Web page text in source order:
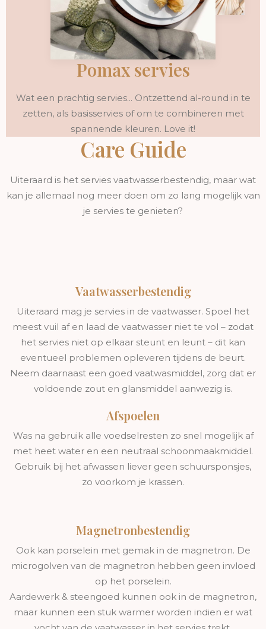
Pomax servies
Wat een prachtig servies... Ontzettend al-round in te
zetten, als basisservies of om te combineren met
spannende kleuren. Love it!
Care Guide
Uiteraard is het servies vaatwasserbestendig, maar wat
kan je allemaal nog meer doen om zo lang mogelijk van
je servies te genieten?
Vaatwasserbestendig
Uiteraard mag je servies in de vaatwasser. Spoel het
meest vuil af en laad de vaatwasser niet te vol – zodat
het servies niet op elkaar steunt en leunt – dit kan
eventueel problemen opleveren tijdens de beurt.
Neem daarnaast een goed vaatwasmiddel, zorg dat er
voldoende zout en glansmiddel aanwezig is.
Afspoelen
Was na gebruik alle voedselresten zo snel mogelijk af
met heet water en een neutraal schoonmaakmiddel.
Gebruik bij het afwassen liever geen schuursponsjes,
zo voorkom je krassen.
Magnetronbestendig
Ook kan porselein met gemak in de magnetron. De
microgolven van de magnetron hebben geen invloed
op het porselein.
Aardewerk & steengoed kunnen ook in de magnetron,
maar kunnen een stuk warmer worden indien er wat